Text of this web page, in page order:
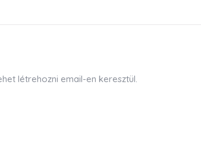
létrehozni email-en keresztül.